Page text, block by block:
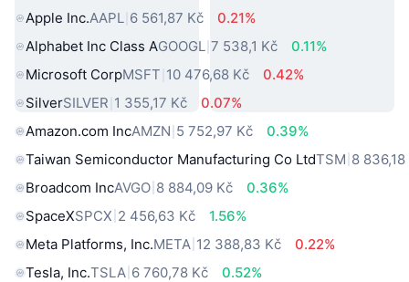
Apple Inc.AAPL 6 561,87 Kč
0.21%
Alphabet Inc Class AGOOGL 7 538,1 Kč
0.11%
Microsoft CorpMSFT 10 476,68 Kč
0.42%
SilverSILVER 1 355,17 Kč
0.07%
Amazon.com IncAMZN 5 752,97 Kč
0.39%
Taiwan Semiconductor Manufacturing Co LtdTSM 8 836,18
Broadcom IncAVGO 8 884,09 Kč
0.36%
SpaceXSPCX 2 456,63 Kč
1.56%
Meta Platforms, Inc.META 12 388,83 Kč
0.22%
Tesla, Inc.TSLA 6 760,78 Kč
0.52%